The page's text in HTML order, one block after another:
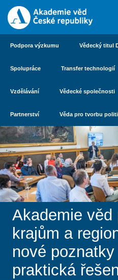
Podpora výzkumu Vědecký titul
Spolupráce Transfer technologií
Vzdělávání Vědecké společnosti
Partnerství Věda pro tvorbu
Akademie věd
krajům a
nové poznatky
praktická